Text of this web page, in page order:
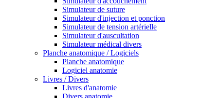
Simulateur de suture
Simulateur d'injection et ponction
Simulateur de tension artérielle
Simulateur d'auscultation
Simulateur médical divers
Planche anatomique / Logiciels
Planche anatomique
Logiciel anatomie
Livres / Divers
Livres d'anatomie
Divers anatomie